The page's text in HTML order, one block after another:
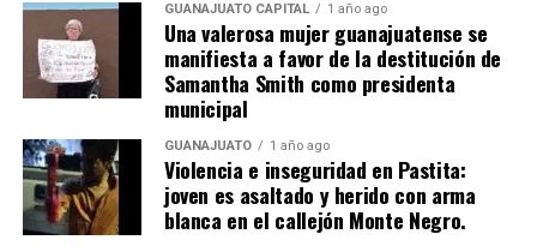
GUANAJUATO CAPITAL 1 año ago
Una valerosa mujer guanajuatense se
manifiesta a favor de la destitución de
Samantha Smith como presidenta
municipal
GUANAJUATO 1 año ago
Violencia e inseguridad en Pastita:
joven es asaltado y herido con arma
blanca en el callejón Monte Negro.